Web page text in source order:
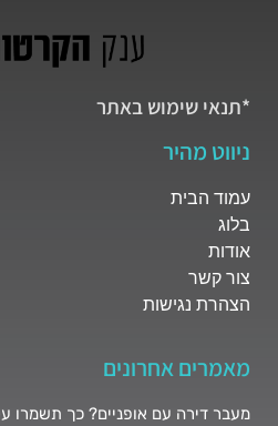
*תנאי שימוש באתר
ניווט מהיר
עמוד הבית
בלוג
אודות
צור קשר
הצהרת נגישות
מאמרים אחרונים
מעבר דירה עם אופניים? כך תשמרו